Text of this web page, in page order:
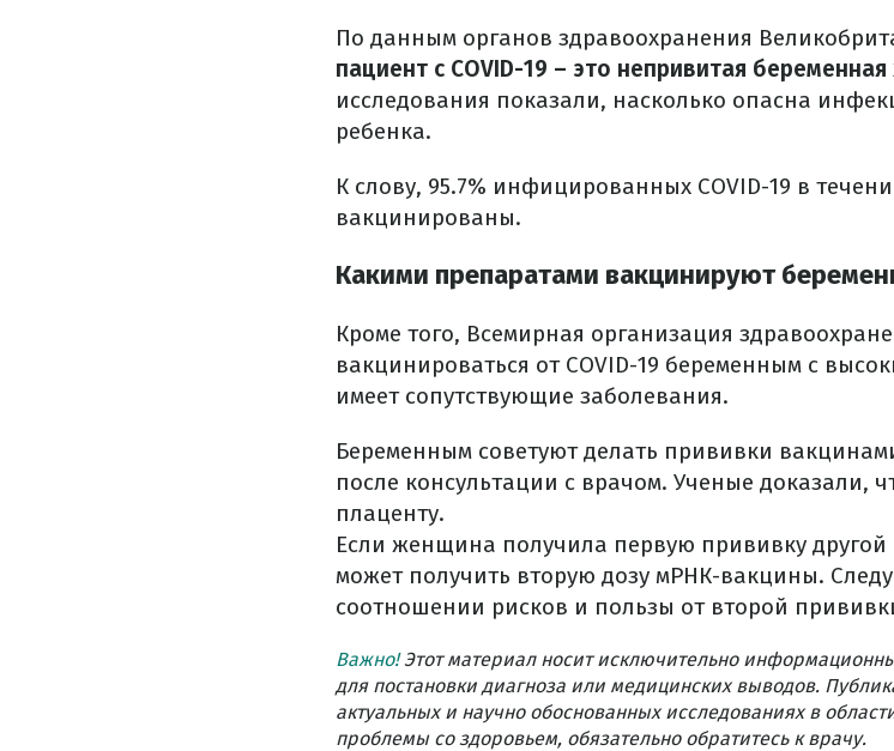
По данным органов здравоохранения
пациент с COVID-19 – это непривитая
исследования показали, насколько опасна
ребенка.
К слову, 95.7% инфицированных COVID-19 в
вакцинированы.
Какими препаратами вакцинируют
Кроме того, Всемирная организация
вакцинироваться от COVID-19 беременным с
имеет сопутствующие заболевания.
Беременным советуют делать прививки
после консультации с врачом. Ученые доказали,
плаценту.
Если женщина получила первую прививку
может получить вторую дозу мРНК-вакцины.
соотношении рисков и пользы от второй
Важно!Этот материал носит исключительно
для постановки диагноза или медицинских выводов.
актуальных и научно обоснованных исследованиях в
проблемы со здоровьем, обязательно обратитесь к врачу.